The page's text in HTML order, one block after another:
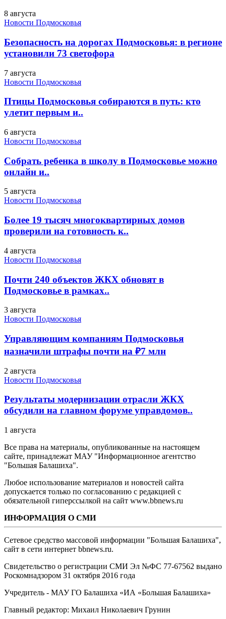
8 августа
Новости Подмосковья
Безопасность на дорогах Подмосковья: в регионе
установили 73 светофора
7 августа
Новости Подмосковья
Птицы Подмосковья собираются в путь: кто
улетит первым и..
6 августа
Новости Подмосковья
Собрать ребенка в школу в Подмосковье можно
онлайн и..
5 августа
Новости Подмосковья
Более 19 тысяч многоквартирных домов
проверили на готовность к..
4 августа
Новости Подмосковья
Почти 240 объектов ЖКХ обновят в
Подмосковье в рамках..
3 августа
Новости Подмосковья
Управляющим компаниям Подмосковья
назначили штрафы почти на ₽7 млн
2 августа
Новости Подмосковья
Результаты модернизации отрасли ЖКХ
обсудили на главном форуме управдомов..
1 августа
Все права на материалы, опубликованные на настоящем
сайте, принадлежат МАУ "Информационное агентство
"Большая Балашиха".
Любое использование материалов и новостей сайта
допускается только по согласованию с редакцией с
обязательной гиперссылкой на сайт www.bbnews.ru
ИНФОРМАЦИЯ О СМИ
Сетевое средство массовой информации "Большая Балашиха",
сайт в сети интернет bbnews.ru.
Свидетельство о регистрации СМИ Эл №ФС ‎77-67562 выдано
Роскомнадзором 31 октября 2016 года
Учредитель - МАУ ГО Балашиха «ИА «Большая Балашиха»
Главный редактор: Михаил Николаевич Грунин